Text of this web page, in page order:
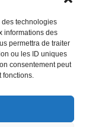
des technologies
informations des
permettra de traiter
ou les ID uniques
consentement peut
fonctions.